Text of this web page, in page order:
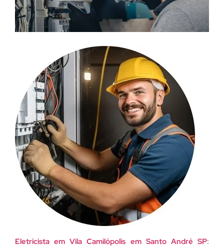
Eletricista em Vila Camilópolis em Santo André SP: